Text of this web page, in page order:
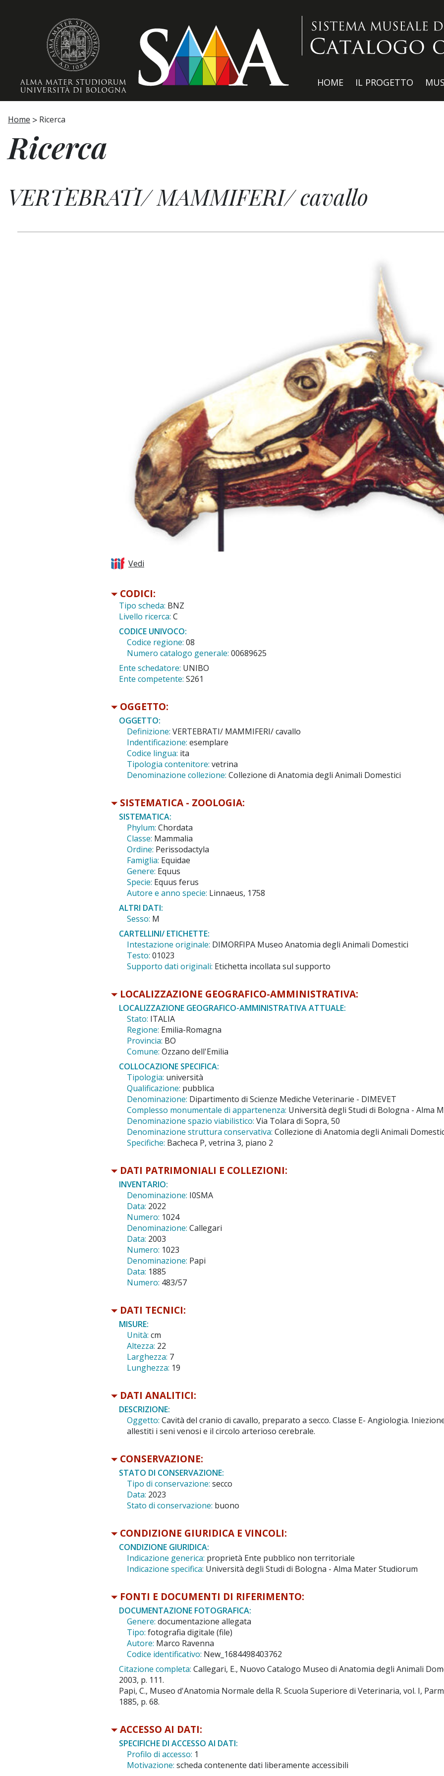
Home page
HOME IL PROGETTO
Home Ricerca
Ricerca
VERTEBRATI/ MAMMIFERI/ cavallo
Vedi
CODICI:
Tipo scheda: BNZ
Livello ricerca: C
CODICE UNIVOCO:
Codice regione: 08
Numero catalogo generale: 00689625
Ente schedatore: UNIBO
Ente competente: S261
OGGETTO:
OGGETTO:
Definizione: VERTEBRATI/ MAMMIFERI/ cavallo
Indentificazione: esemplare
Codice lingua: ita
Tipologia contenitore: vetrina
Denominazione collezione: Collezione di Anatomia degli Animali Domestici
SISTEMATICA - ZOOLOGIA:
SISTEMATICA:
Phylum: Chordata
Classe: Mammalia
Ordine: Perissodactyla
Famiglia: Equidae
Genere: Equus
Specie: Equus ferus
Autore e anno specie: Linnaeus, 1758
ALTRI DATI:
Sesso: M
CARTELLINI/ ETICHETTE:
Intestazione originale: DIMORFIPA Museo Anatomia degli Animali Domestici
Testo: 01023
Supporto dati originali: Etichetta incollata sul supporto
LOCALIZZAZIONE GEOGRAFICO-AMMINISTRATIVA:
LOCALIZZAZIONE GEOGRAFICO-AMMINISTRATIVA ATTUALE:
Stato: ITALIA
Regione: Emilia-Romagna
Provincia: BO
Comune: Ozzano dell'Emilia
COLLOCAZIONE SPECIFICA:
Tipologia: università
Qualificazione: pubblica
Denominazione: Dipartimento di Scienze Mediche Veterinarie - DIMEVET
Complesso monumentale di appartenenza: Università degli Studi di Bologna - Alma
Denominazione spazio viabilistico: Via Tolara di Sopra, 50
Denominazione struttura conservativa: Collezione di Anatomia degli Animali
Specifiche: Bacheca P, vetrina 3, piano 2
DATI PATRIMONIALI E COLLEZIONI:
INVENTARIO:
Denominazione: I0SMA
Data: 2022
Numero: 1024
Denominazione: Callegari
Data: 2003
Numero: 1023
Denominazione: Papi
Data: 1885
Numero: 483/57
DATI TECNICI:
MISURE:
Unità: cm
Altezza: 22
Larghezza: 7
Lunghezza: 19
DATI ANALITICI:
DESCRIZIONE:
Oggetto: Cavità del cranio di cavallo, preparato a secco. Classe E- Angiologia.
allestiti i seni venosi e il circolo arterioso cerebrale.
CONSERVAZIONE:
STATO DI CONSERVAZIONE:
Tipo di conservazione: secco
Data: 2023
Stato di conservazione: buono
CONDIZIONE GIURIDICA E VINCOLI:
CONDIZIONE GIURIDICA:
Indicazione generica: proprietà Ente pubblico non territoriale
Indicazione specifica: Università degli Studi di Bologna - Alma Mater Studiorum
FONTI E DOCUMENTI DI RIFERIMENTO:
DOCUMENTAZIONE FOTOGRAFICA:
Genere: documentazione allegata
Tipo: fotografia digitale (file)
Autore: Marco Ravenna
Codice identificativo: New_1684498403762
Citazione completa: Callegari, E., Nuovo Catalogo Museo di Anatomia degli Animali
2003, p. 111.
Papi, C., Museo d'Anatomia Normale della R. Scuola Superiore di Veterinaria, vol. I,
1885, p. 68.
ACCESSO AI DATI:
SPECIFICHE DI ACCESSO AI DATI:
Profilo di accesso: 1
Motivazione: scheda contenente dati liberamente accessibili